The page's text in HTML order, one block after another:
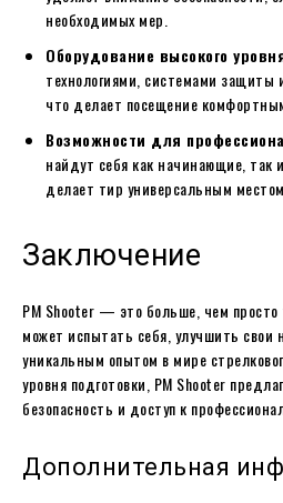
необходимых мер.
Оборудование высокого
технологиями, системами
что делает посещение
Возможности для
найдут себя как начинающие, так
делает тир универсальным
Заключение
PM Shooter — это больше, чем
может испытать себя, улучшить свои
уникальным опытом в мире
уровня подготовки, PM Shooter
безопасность и доступ к
Дополнительная